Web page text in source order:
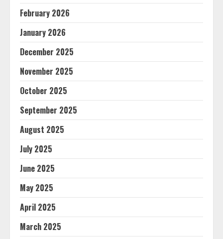
February 2026
January 2026
December 2025
November 2025
October 2025
September 2025
August 2025
July 2025
June 2025
May 2025
April 2025
March 2025